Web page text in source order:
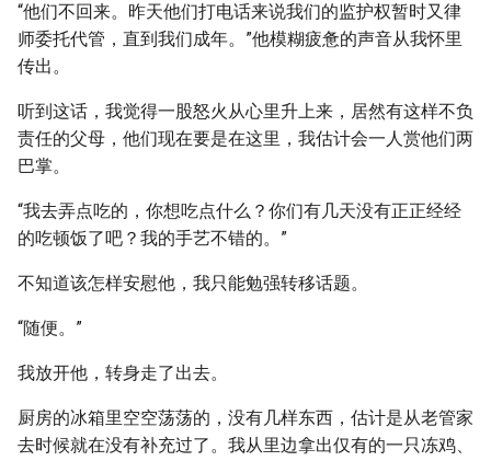
“他们不回来。昨天他们打电话来说我们的监护权暂时又律
师委托代管，直到我们成年。”他模糊疲惫的声音从我怀里
传出。
听到这话，我觉得一股怒火从心里升上来，居然有这样不负
责任的父母，他们现在要是在这里，我估计会一人赏他们两
巴掌。
“我去弄点吃的，你想吃点什么？你们有几天没有正正经经
的吃顿饭了吧？我的手艺不错的。”
不知道该怎样安慰他，我只能勉强转移话题。
“随便。”
我放开他，转身走了出去。
厨房的冰箱里空空荡荡的，没有几样东西，估计是从老管家
去时候就在没有补充过了。我从里边拿出仅有的一只冻鸡、